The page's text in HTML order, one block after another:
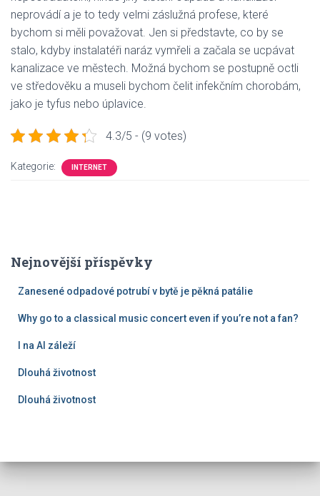
neprovádí a je to tedy velmi záslužná profese, které
bychom si měli považovat. Jen si představte, co by se
stalo, kdyby instalatéři naráz vymřeli a začala se ucpávat
kanalizace ve městech. Možná bychom se postupně octli
ve středověku a museli bychom čelit infekčním chorobám,
jako je tyfus nebo úplavice.
4.3/5 - (9 votes)
Kategorie: INTERNET
Nejnovější příspěvky
Zanesené odpadové potrubí v bytě je pěkná patálie
Why go to a classical music concert even if you’re not a fan?
I na AI záleží
Dlouhá životnost
Dlouhá životnost